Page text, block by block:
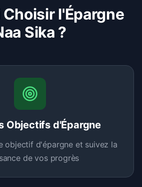
l'Épargne
Sika ?
Objectifs d'Épargne
objectif d'épargne et suivez la
de vos progrès